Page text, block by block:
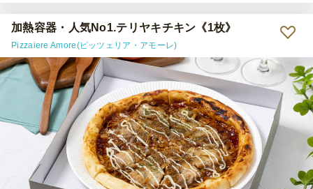
加熱容器・人気No1.テリヤキチキン《1枚》
Pizzaiere Amore(ピッツェリア・アモーレ)